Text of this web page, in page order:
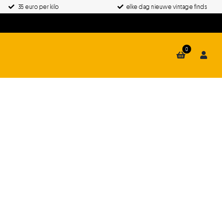
35 euro per kilo elke dag nieuwe vintage finds
0